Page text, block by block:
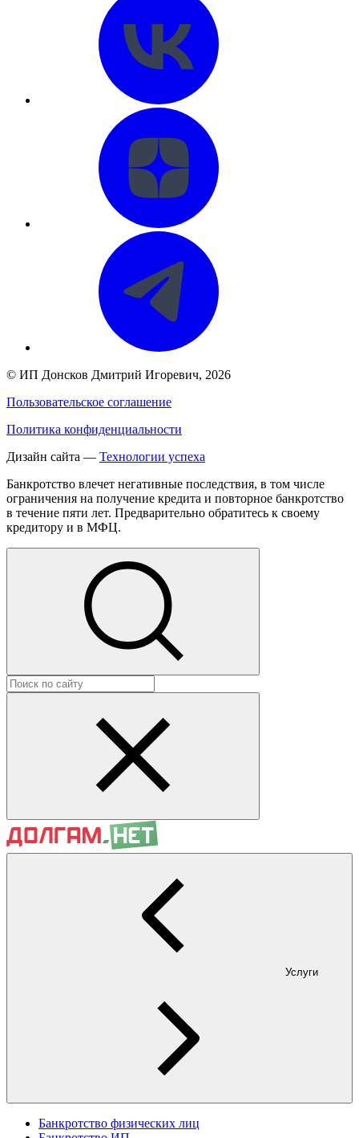
© ИП Донсков Дмитрий Игоревич, 2026
Пользовательское соглашение
Политика конфиденциальности
Дизайн сайта — Технологии успеха
Банкротство влечет негативные последствия, в том числе
ограничения на получение кредита и повторное банкротство
в течение пяти лет. Предварительно обратитесь к своему
кредитору и в МФЦ.
Услуги
Банкротство физических лиц